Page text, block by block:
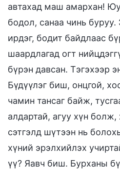
автахад маш амархан!
бодол, санаа чинь буруу.
ирдэг, бодит байдлаас
шаардлагад огт
бүрэн давсан. Тэгэхээр
Бүдүүлэг биш, онцгой,
чамин тансаг байж,
алдартай, агуу хүн
сэтгэлд шүтээн нь
хүний эрэлхийлэх
үү? Яавч биш. Бурханы